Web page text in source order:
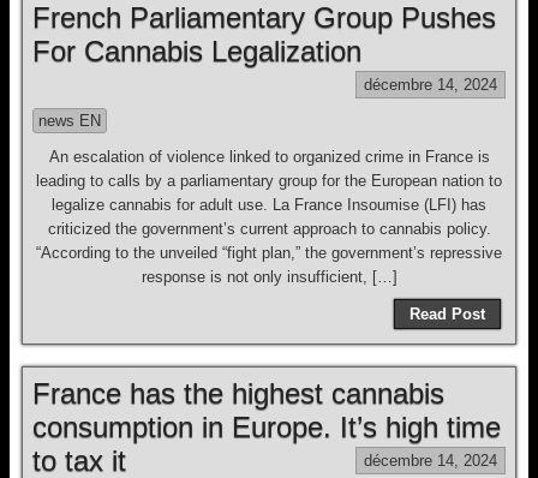
French Parliamentary Group Pushes
For Cannabis Legalization
décembre 14, 2024
news EN
An escalation of violence linked to organized crime in France is
leading to calls by a parliamentary group for the European nation to
legalize cannabis for adult use. La France Insoumise (LFI) has
criticized the government’s current approach to cannabis policy.
“According to the unveiled “fight plan,” the government’s repressive
response is not only insufficient, […]
Read Post
France has the highest cannabis
consumption in Europe. It’s high time
to tax it
décembre 14, 2024